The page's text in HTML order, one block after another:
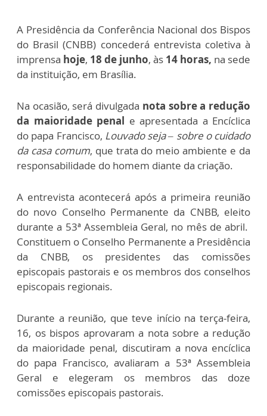
A Presidência da Conferência Nacional dos Bispos
do Brasil (CNBB) concederá entrevista coletiva à
imprensa hoje, 18 de junho, às 14 horas, na sede
da instituição, em Brasília.
Na ocasião, será divulgada nota sobre a redução
da maioridade penal e apresentada a Encíclica
do papa Francisco, Louvado seja – sobre o cuidado
da casa comum, que trata do meio ambiente e da
responsabilidade do homem diante da criação.
A entrevista acontecerá após a primeira reunião
do novo Conselho Permanente da CNBB, eleito
durante a 53ª Assembleia Geral, no mês de abril.
Constituem o Conselho Permanente a Presidência
da CNBB, os presidentes das comissões
episcopais pastorais e os membros dos conselhos
episcopais regionais.
Durante a reunião, que teve início na terça-feira,
16, os bispos aprovaram a nota sobre a redução
da maioridade penal, discutiram a nova encíclica
do papa Francisco, avaliaram a 53ª Assembleia
Geral e elegeram os membros das doze
comissões episcopais pastorais.